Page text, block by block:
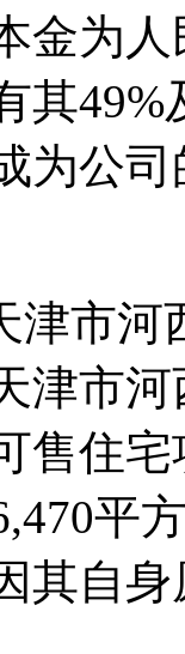
金为
其
为公
津市
津市
售住
平
其自